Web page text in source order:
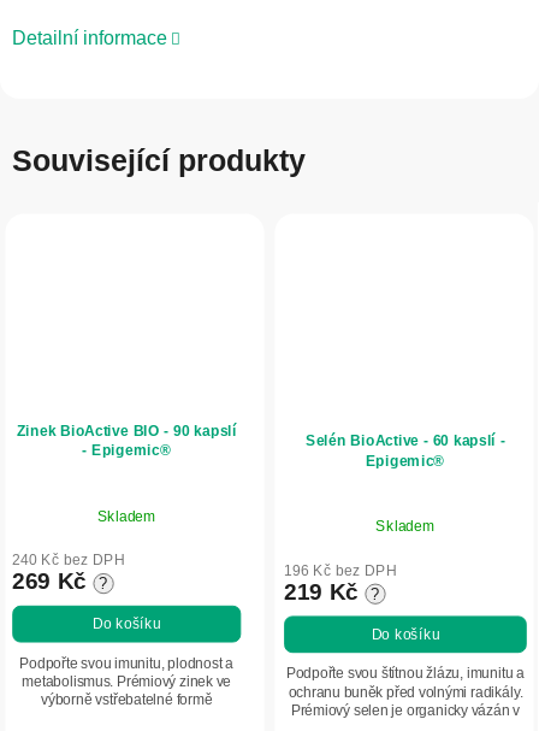
Detailní informace
Související produkty
Zinek BioActive BIO - 90 kapslí
- Epigemic®
Skladem
240 Kč bez DPH
269 Kč ?
Do košíku
Podpořte svou imunitu, plodnost a
metabolismus. Prémiový zinek ve
výborně vstřebatelné formě
Selén BioActive - 60 kapslí -
Epigemic®
Skladem
196 Kč bez DPH
219 Kč ?
Do košíku
Podpořte svou štítnou žlázu, imunitu a
ochranu buněk před volnými radikály.
Prémiový selen je organicky vázán v